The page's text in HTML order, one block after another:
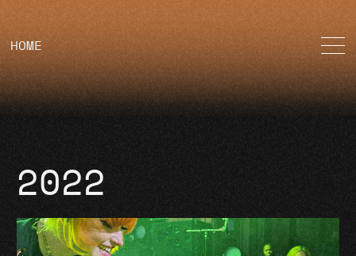
HOME
2022